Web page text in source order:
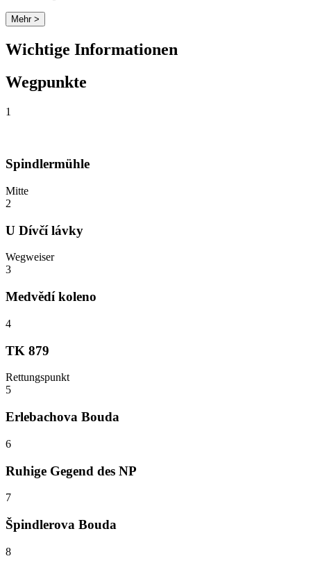
Mehr >
Wichtige Informationen
Wegpunkte
1
Spindlermühle
Mitte
2
U Dívčí lávky
Wegweiser
3
Medvědí koleno
4
TK 879
Rettungspunkt
5
Erlebachova Bouda
6
Ruhige Gegend des NP
7
Špindlerova Bouda
8